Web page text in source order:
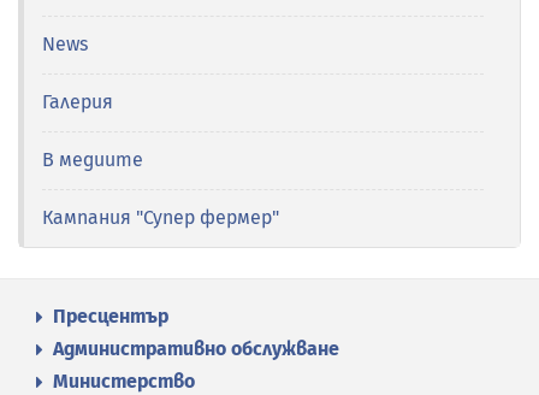
News
Галерия
В медиите
Кампания "Супер фермер"
Пресцентър
Административно обслужване
Министерство